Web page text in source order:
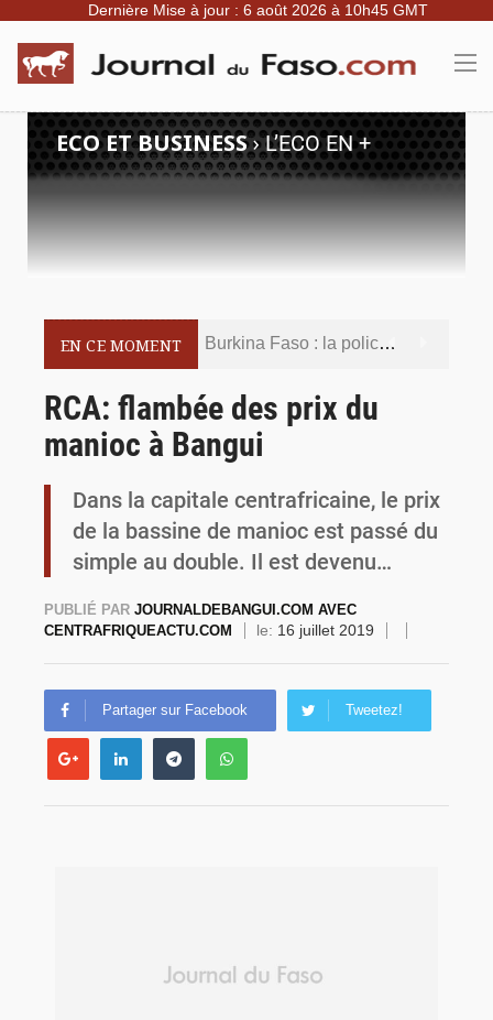
Dernière Mise à jour : 6 août 2026 à 10h45 GMT
ECO ET BUSINESS›L’ECO EN +
EN CE MOMENT Burkina Faso : la police nationale renforce les capacités de ses nouveaux responsables en matière de leadership et de gouvernance sécuritaire
Commémoration du 4 août : Ibrahim Traoré appelle à une mobilisation totale pour la souveraineté nationale
Burkina Faso : la VIDEO-verbalisation enregistre plus de 1 000 infractions en douze heures
RCA: flambée des prix du
manioc à Bangui
Dans la capitale centrafricaine, le prix
de la bassine de manioc est passé du
simple au double. Il est devenu…
PUBLIÉ PAR JOURNALDEBANGUI.COM AVEC
CENTRAFRIQUEACTU.COM
le: 16 juillet 2019
Partager sur Facebook Tweetez!